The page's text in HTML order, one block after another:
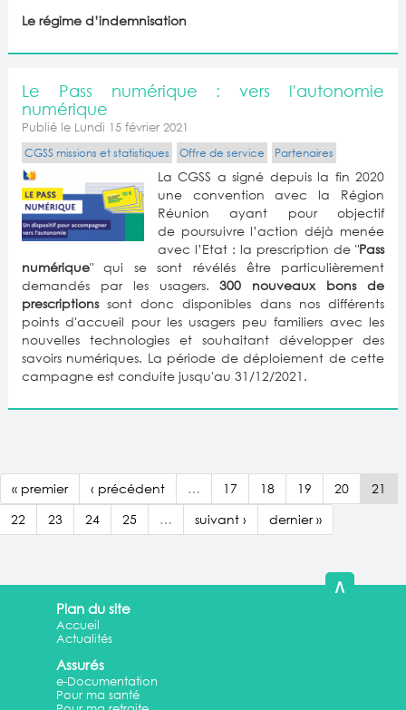
Le régime d’indemnisation
Le Pass numérique : vers l'autonomie
numérique
Publié le Lundi 15 février 2021
CGSS missions et statistiques
Offre de service Partenaires
La CGSS a signé depuis la fin 2020
une convention avec la Région
Réunion ayant pour objectif
de poursuivre l’action déjà menée
avec l’Etat : la prescription de "Pass
numérique" qui se sont révélés être particulièrement
demandés par les usagers.300 nouveaux bons de
prescriptionssont donc disponibles dans nos différents
points d'accueil pour les usagers peu familiers avec les
nouvelles technologies et souhaitant développer des
savoirs numériques. La période de déploiement de cette
campagne est conduite jusqu'au 31/12/2021.
« premier ‹ précédent … 17 18 19 20
21
22
23 24 25 … suivant › dernier »
∧
Plan du site
Accueil
Actualités
Assurés
e-Documentation
Pour ma santé